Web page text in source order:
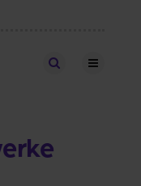
Stellen finden